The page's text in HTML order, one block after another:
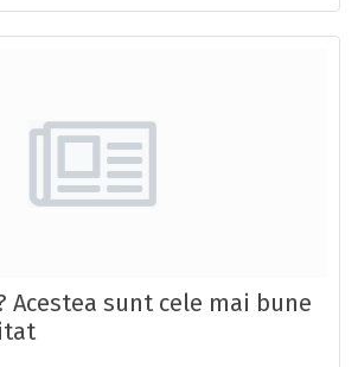
Acestea sunt cele mai bune